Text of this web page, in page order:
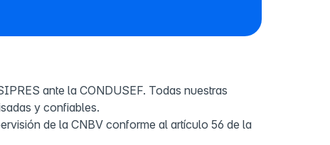
ante la CONDUSEF. Todas nuestras
y confiables.
de la CNBV conforme al artículo 56 de la